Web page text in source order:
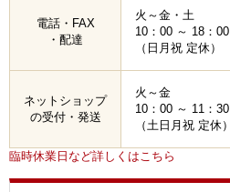
電話・FAX
・配達
火～金・土
10：00 ～ 18：00
（日月祝 定休）
ネットショップ
の受付・発送
火～金
10：00 ～ 11：30
（土日月祝 定休）
臨時休業日など詳しくはこちら